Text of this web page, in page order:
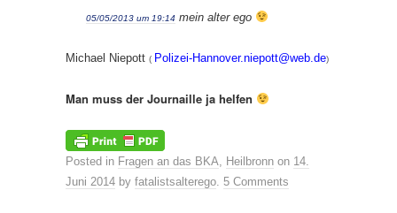
05/05/2013 um 19:14 mein alter ego
Michael Niepott ( Polizei-Hannover.niepott@web.de)
Man muss der Journaille ja helfen
Posted in Fragen an das BKA, Heilbronn on 14.
Juni 2014 by fatalistsalterego. 5 Comments